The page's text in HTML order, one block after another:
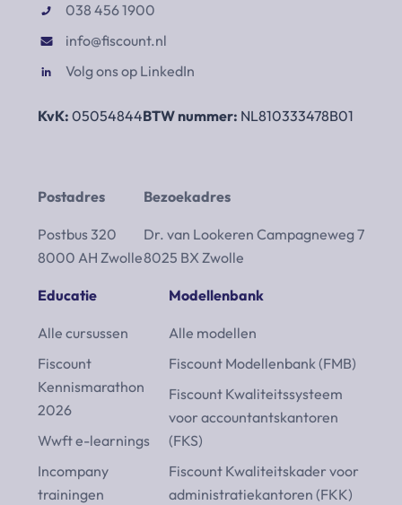
038 456 1900
info@fiscount.nl
Volg ons op LinkedIn
KvK:05054844BTW nummer: NL810333478B01
Postadres
Postbus 320
8000 AH Zwolle
Bezoekadres
Dr. van Lookeren Campagneweg 7
8025 BX Zwolle
Educatie
Alle cursussen
Fiscount
Kennismarathon
2026
Wwft e-learnings
Incompany
trainingen
Modellenbank
Alle modellen
Fiscount Modellenbank (FMB)
Fiscount Kwaliteitssysteem
voor accountantskantoren
(FKS)
Fiscount Kwaliteitskader voor
administratiekantoren (FKK)